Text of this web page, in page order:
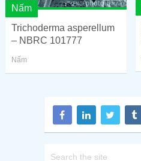
Nấm
Trichoderma asperellum
– NBRC 101777
Nấm